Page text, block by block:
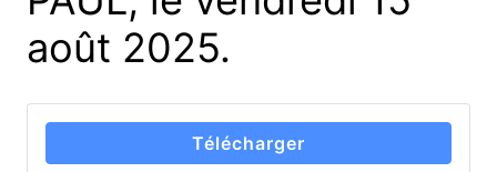
août 2025.
Télécharger